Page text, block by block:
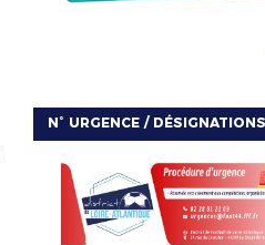
N° URGENCE /